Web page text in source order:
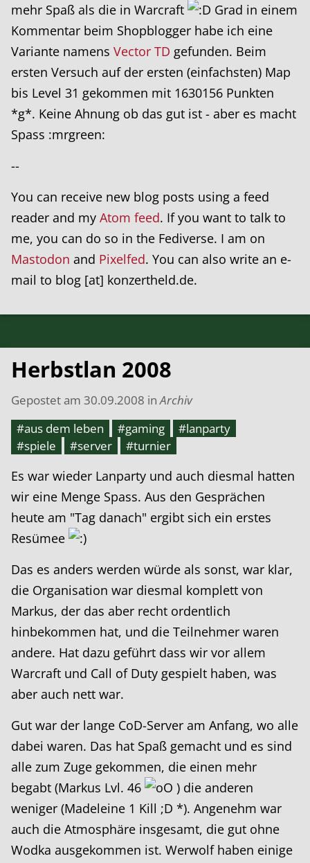
mehr Spaß als die in Warcraft
Grad in einem
Kommentar beim Shopblogger habe ich eine
Variante namens Vector TD gefunden. Beim
ersten Versuch auf der ersten (einfachsten) Map
bis Level 31 gekommen mit 1630156 Punkten
*g*. Keine Ahnung ob das gut ist - aber es macht
Spass :mrgreen:
--
You can receive new blog posts using a feed
reader and my Atom feed. If you want to talk to
me, you can do so in the Fediverse. I am on
Mastodon and Pixelfed. You can also write an e-
mail to blog [at] konzertheld.de.
Herbstlan 2008
Gepostet am 30.09.2008 inArchiv
#aus dem leben
#gaming
#lanparty
#spiele
#server
#turnier
Es war wieder Lanparty und auch diesmal hatten
wir eine Menge Spass. Aus den Gesprächen
heute am "Tag danach" ergibt sich ein erstes
Resümee
Das es anders werden würde als sonst, war klar,
die Organisation war diesmal komplett von
Markus, der das aber recht ordentlich
hinbekommen hat, und die Teilnehmer waren
andere. Hat dazu geführt dass wir vor allem
Warcraft und Call of Duty gespielt haben, was
aber auch nett war.
Gut war der lange CoD-Server am Anfang, wo alle
dabei waren. Das hat Spaß gemacht und es sind
alle zum Zuge gekommen, die einen mehr
begabt (Markus Lvl. 46
) die anderen
weniger (Madeleine 1 Kill ;D *). Angenehm war
auch die Atmosphäre insgesamt, die gut ohne
Wodka ausgekommen ist. Werwolf haben einige